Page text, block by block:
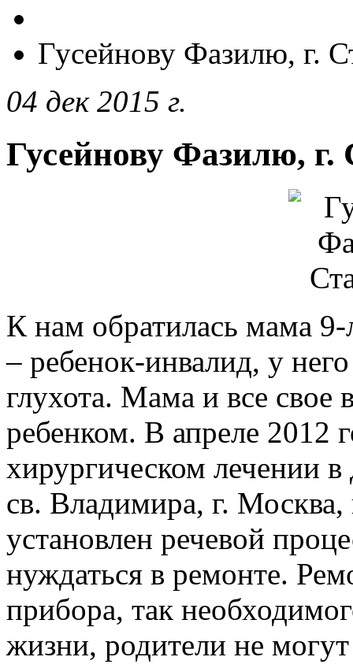
Гусейнову Фазилю, г.
04 дек 2015 г.
Гусейнову Фазилю, г.
К нам обратилась мама
– ребенок-инвалид, у
глухота. Мама и все свое
ребенком. В апреле 2012
хирургическом лечении
св. Владимира, г.
установлен речевой
нуждаться в ремонте.
прибора, так
жизни, родители не